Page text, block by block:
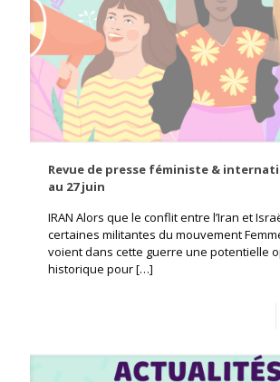
Revue de presse féministe &
au 27 juin
IRAN Alors que le conflit entre l’Iran et
certaines militantes du mouvement
voient dans cette guerre une potentielle
historique pour[…]